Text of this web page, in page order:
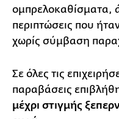
ομπρελοκαθίσματα,
περιπτώσεις που
χωρίς σύμβαση
Σε όλες τις
παραβάσεις
μέχρι στιγμής